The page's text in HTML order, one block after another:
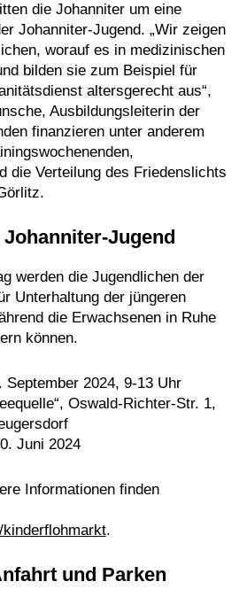
die Johanniter um eine
Johanniter-Jugend. „Wir zeigen
worauf es in medizinischen
bilden sie zum Beispiel für
altersgerecht aus“,
Ausbildungsleiterin der
finanzieren unter anderem
die Verteilung des Friedenslichts
Jugend
werden die Jugendlichen der
Unterhaltung der jüngeren
die Erwachsenen in Ruhe
können.
September 2024, 9-13 Uhr
Oswald-Richter-Str. 1,
Juni 2024
Informationen finden
.
und Parken